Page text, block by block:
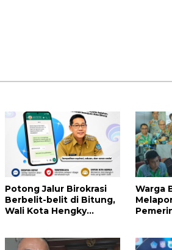
Potong Jalur Birokrasi
Berbelit-belit di Bitung,
Wali Kota Hengky
Lewat WA
Warga